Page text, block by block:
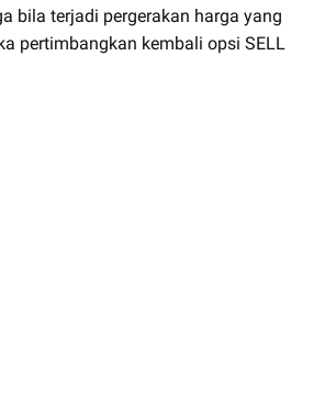
bila terjadi pergerakan harga yang
pertimbangkan kembali opsi SELL